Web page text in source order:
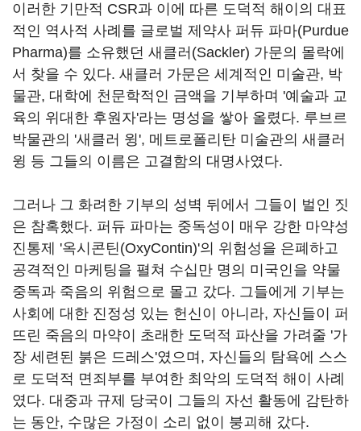
이러한 기만적 CSR과 이에 따른 도덕적 해이의 대표
적인 역사적 사례를 글로벌 제약사 퍼듀 파마(Purdue
Pharma)를 소유했던 새클러(Sackler) 가문의 몰락에
서 찾을 수 있다. 새클러 가문은 세계적인 미술관, 박
물관, 대학에 천문학적인 금액을 기부하며 '예술과 교
육의 위대한 후원자'라는 명성을 쌓아 올렸다. 루브르
박물관의 '새클러 윙', 메트로폴리탄 미술관의 새클러
윙 등 그들의 이름은 고결함의 대명사였다.
그러나 그 화려한 기부의 성벽 뒤에서 그들이 벌인 짓
은 참혹했다. 퍼듀 파마는 중독성이 매우 강한 마약성
진통제 '옥시콘틴(OxyContin)'의 위험성을 은폐하고
공격적인 마케팅을 펼쳐 수십만 명의 미국인을 약물
중독과 죽음의 위험으로 몰고 갔다. 그들에게 기부는
사회에 대한 진정성 있는 헌신이 아니라, 자신들이 퍼
뜨린 죽음의 마약이 초래한 도덕적 파산을 가려줄 '가
장 세련된 붉은 드레스'였으며, 자신들의 탐욕에 스스
로 도덕적 면죄부를 부여한 최악의 도덕적 해이 사례
였다. 대중과 규제 당국이 그들의 자선 활동에 감탄하
는 동안, 수많은 가정이 소리 없이 붕괴해 갔다.